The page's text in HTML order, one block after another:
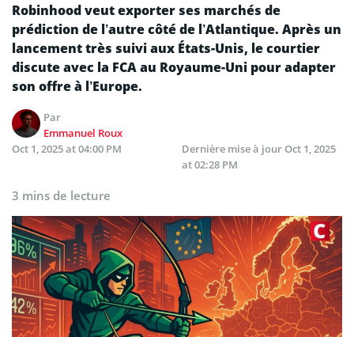
Robinhood veut exporter ses marchés de
prédiction de l’autre côté de l’Atlantique. Après un
lancement très suivi aux États-Unis, le courtier
discute avec la FCA au Royaume-Uni pour adapter
son offre à l’Europe.
Par
Emmanuel Roux
Oct 1, 2025 at 04:00 PM
Dernière mise à jourOct 1, 2025
at 02:28 PM
3 mins de lecture